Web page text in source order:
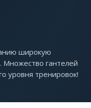
широкую
Множество гантелей
уровня тренировок!